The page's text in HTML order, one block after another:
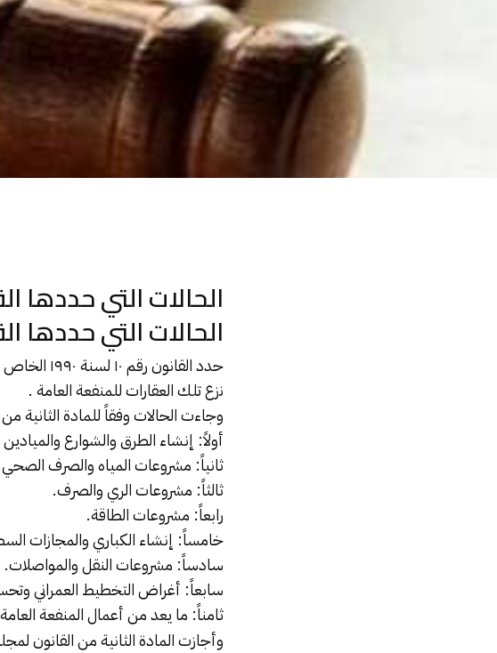
الحالات التي حددها
الحالات التي حددها
حددالقانون رقم ١٠ لسنة ١٩٩٠ الخاص
نزع تلك العقارات للمنفعة العامة .
وجاءت الحالات وفقاً للمادة الثانية من
أولاً: إنشاء الطرق والشوارع
ثانياً: مشروعات المياه والصرف
ثالثاً: مشروعات الري والصرف.
رابعاً: مشروعات الطاقة.
خامساً: إنشاء الكباري والمجازات
سادساً: مشروعات النقل والمواصلات.
سابعاً: أغراض التخطيط العمراني
ثامناً: ما يعد من أعمال المنفعة
وأجازت المادة الثانية من القانون